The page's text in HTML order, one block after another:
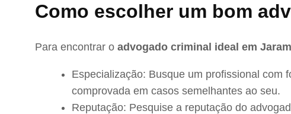
Como escolher um bom
Para encontrar o advogado criminal ideal em
Especialização: Busque um profissional com
comprovada em casos semelhantes ao seu.
Reputação: Pesquise a reputação do